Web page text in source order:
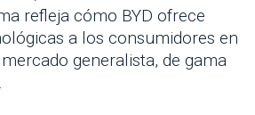
refleja cómo BYD ofrece
a los consumidores en
generalista, de gama